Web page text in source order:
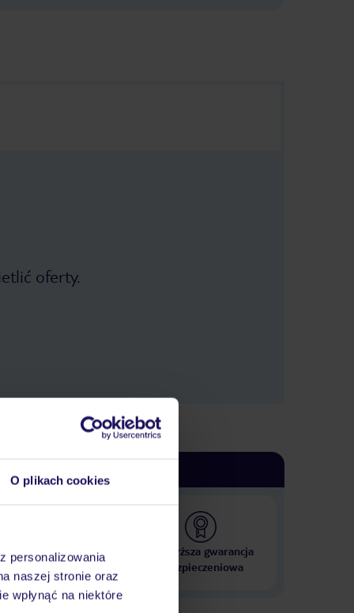
O plikach cookies
personalizowania
naszej stronie oraz
wpłynąć na niektóre
oferty.
000 hoteli w ponad 50
Najwyższa gwarancja
ubezpieczeniowa